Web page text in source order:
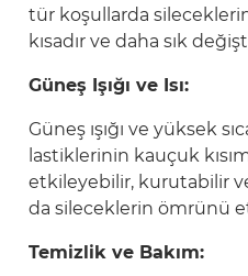
tür koşullarda
kısadır ve daha sık
Güneş Işığı ve Isı:
Güneş ışığı ve yüksek
lastiklerinin kauçuk
etkileyebilir, kurutabilir
da sileceklerin ömrünü
Temizlik ve Bakım: